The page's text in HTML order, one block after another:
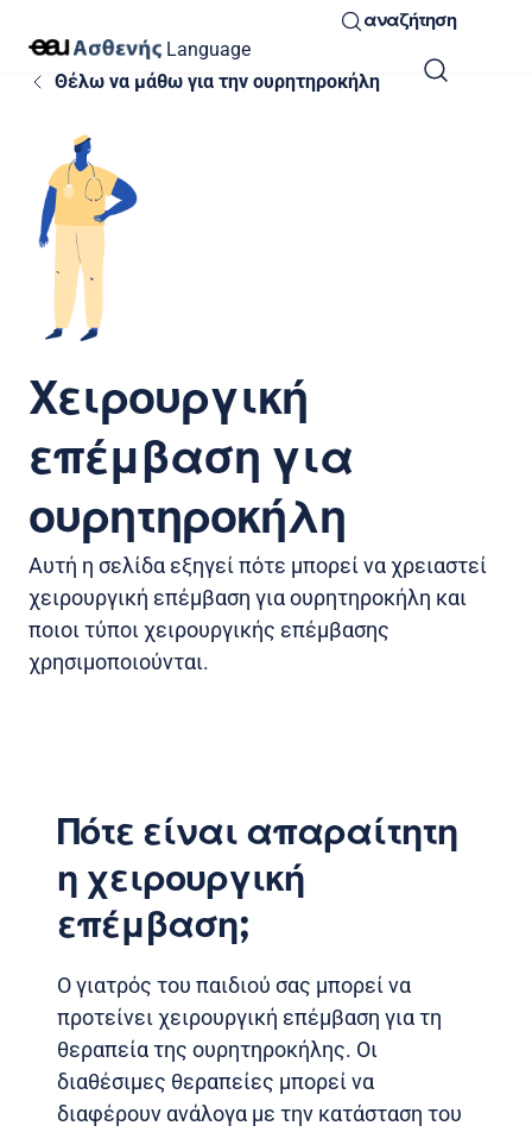
Language
αναζήτηση
Θέλω να μάθω για την ουρητηροκήλη
Χειρουργική
επέμβαση για
ουρητηροκήλη
Αυτή η σελίδα εξηγεί πότε μπορεί να χρειαστεί
χειρουργική επέμβαση για ουρητηροκήλη και
ποιοι τύποι χειρουργικής επέμβασης
χρησιμοποιούνται.
Πότε είναι απαραίτητη
η χειρουργική
επέμβαση;
Ο γιατρός του παιδιού σας μπορεί να
προτείνει χειρουργική επέμβαση για τη
θεραπεία της ουρητηροκήλης. Οι
διαθέσιμες θεραπείες μπορεί να
διαφέρουν ανάλογα με την κατάσταση του